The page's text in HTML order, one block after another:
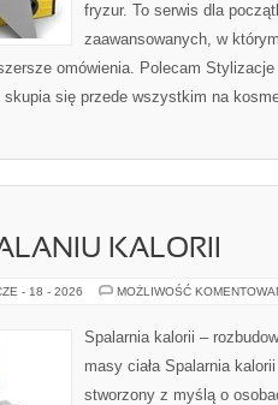
fryzur. To serwis dla
zaawansowanych, w
omówienia. Polecam
się przede wszystkim na
KALORII
- 18 - 2026 MOŻLIWOŚĆ
Spalarnia kalorii –
masy ciała Spalarnia
stworzony z myślą o